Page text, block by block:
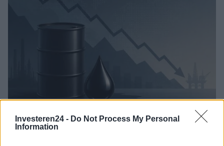
Investeren24 - Do Not Process My Personal
Information
Brentolie daalt naar 88.9 dollar: een week van dalende
grondstoffenprijzen